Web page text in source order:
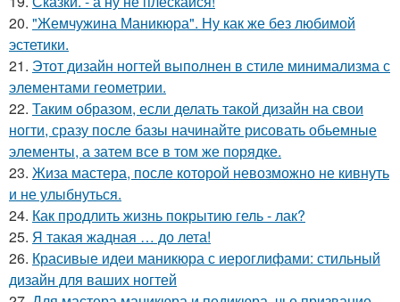
20. "Жемчужина Маникюра". Ну как же без любимой
эстетики.
21. Этот дизайн ногтей выполнен в стиле минимализма с
элементами геометрии.
22. Таким образом, если делать такой дизайн на свои
ногти, сразу после базы начинайте рисовать обьемные
элементы, а затем все в том же порядке.
23. Жиза мастера, после которой невозможно не кивнуть
и не улыбнуться.
24. Как продлить жизнь покрытию гель - лак?
25. Я такая жадная … до лета!
26. Красивые идеи маникюра с иероглифами: стильный
дизайн для ваших ногтей